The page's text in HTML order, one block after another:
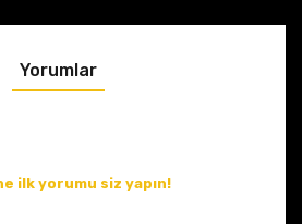
Yorumlar
ilk yorumu siz yapın!